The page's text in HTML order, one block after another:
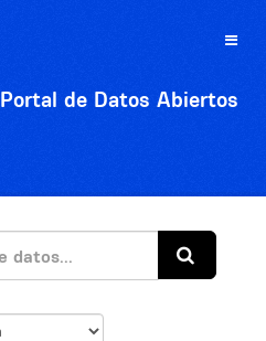
Toggle
Portal de Datos Abiertos